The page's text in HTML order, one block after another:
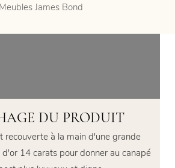
Meubles James Bond
DU PRODUIT
recouverte à la main d'une grande
14 carats pour donner au canapé